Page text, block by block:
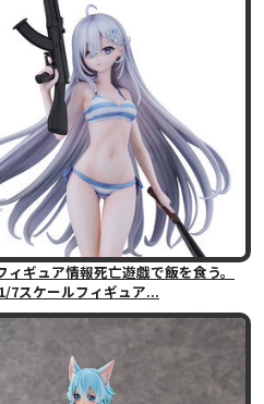
ィギュア情報死亡遊戯で飯を食う。
7スケールフィギュア...